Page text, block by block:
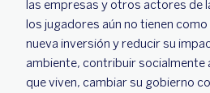
las empresas y otros actores de
los jugadores aún no tienen
nueva inversión y reducir su
ambiente, contribuir socialmente
que viven, cambiar su gobierno